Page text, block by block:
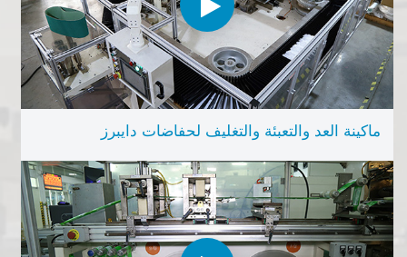
ماكينة العد والتعبئة والتغليف لحفاضات دايبرز